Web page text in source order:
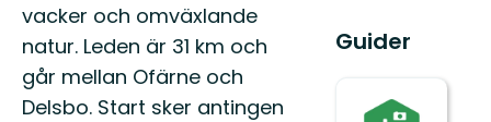
vacker och omväxlande
natur. Leden är 31 km och
går mellan Ofärne och
Delsbo. Start sker antingen
Guider